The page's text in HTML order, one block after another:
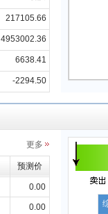
217105.66
4953002.36
6638.41
-2294.50
更多
预测价
0.00
0.00